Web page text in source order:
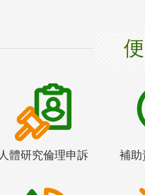
人體研究倫理申訴 補助